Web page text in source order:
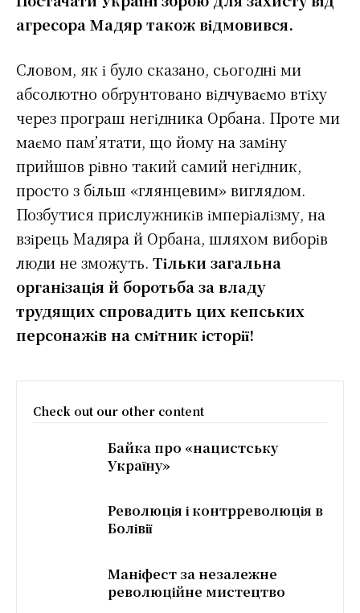
агресора Мадяр також відмовився.
Словом, як і було сказано, сьогодні ми
абсолютно обґрунтовано відчуваємо втіху
через програш негідника Орбана. Проте ми
маємо пам’ятати, що йому на заміну
прийшов рівно такий самий негідник,
просто з більш «глянцевим» виглядом.
Позбутися прислужників імперіалізму, на
взірець Мадяра й Орбана, шляхом виборів
люди не зможуть. Тільки загальна
організація й боротьба за владу
трудящих спровадить цих кепських
персонажів на смітник історії!
Check out our other content
Байка про «нацистську
Україну»
Революція і контрреволюція в
Болівії
Маніфест за незалежне
революційне мистецтво